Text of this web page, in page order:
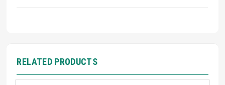
RELATED PRODUCTS